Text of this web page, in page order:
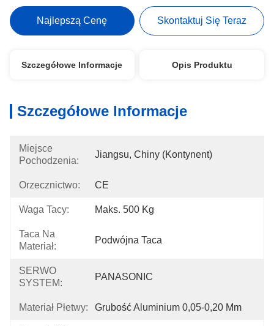
Najlepszą Cenę Skontaktuj Się Teraz
Szczegółowe Informacje Opis Produktu
Szczegółowe Informacje
Miejsce
Pochodzenia:
Jiangsu, Chiny (kontynent)
Orzecznictwo: CE
Waga Tacy: Maks. 500 Kg
Taca Na
Materiał:
Podwójna Taca
SERWO
SYSTEM:
PANASONIC
Materiał Płetwy: Grubość Aluminium 0,05-0,20 Mm